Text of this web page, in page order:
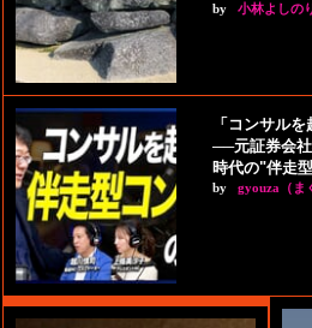
by 小林よしの
「コンサル
──元証券会
時代の"伴走
by gyouza（ま